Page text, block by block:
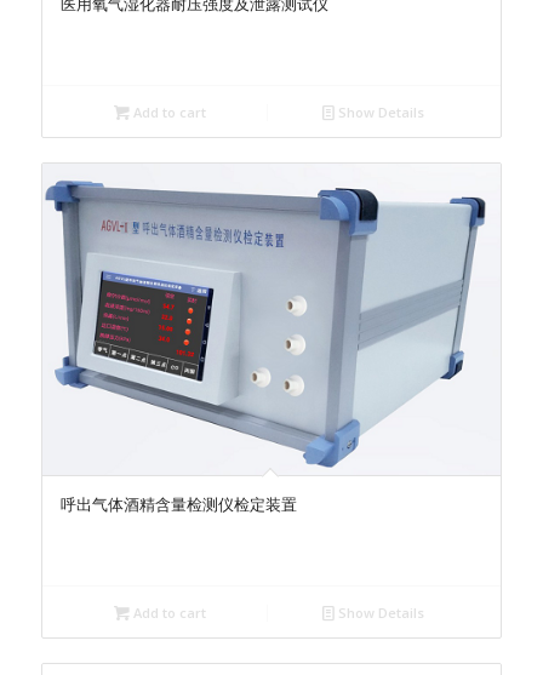
Add to cart Show Details
呼出气体酒精含量检测仪检定装置
Add to cart Show Details